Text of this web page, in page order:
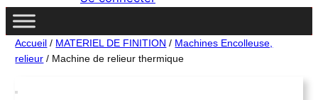
h
e
Accueil / MATERIEL DE FINITION / Machines Encolleuse,
relieur / Machine de relieur thermique